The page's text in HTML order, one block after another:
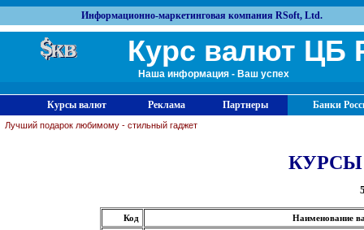
Информационно-маркетинговая компания RSoft, Ltd.
Курс валют ЦБ
Наша информация - Ваш успех
Курсы валют Реклама Партнеры Банки
Лучший подарок любимому - стильный гаджет
Код
Наименование